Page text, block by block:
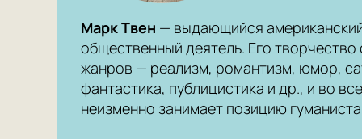
Марк Твен — выдающийся
общественный деятель. Его
жанров — реализм, романтизм, юмор,
фантастика, публицистика и др., и во
неизменно занимает позицию